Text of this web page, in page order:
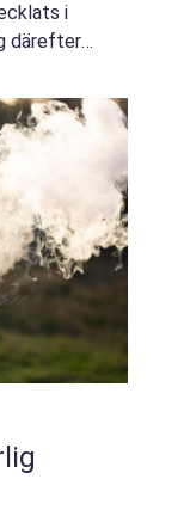
i
därefter